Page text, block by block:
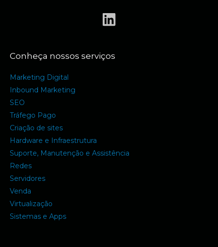
Conheça nossos serviços
Marketing Digital
Inbound Marketing
SEO
Tráfego Pago
Criação de sites
Hardware e Infraestrutura
Suporte, Manutenção e Assistência
Redes
Servidores
Venda
Virtualização
Sistemas e Apps